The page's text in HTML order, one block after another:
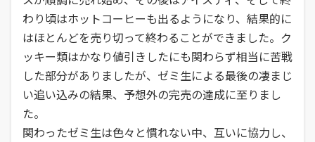
交通アクセス・周辺マップ
大学院
環境経営研究科
持続的社会を実現できる高度専門職業人
を養成
国の教育ローンと提携教育ローンに関す
る情報です。
わり頃はホットコーヒーも出るようになり、結果的に
はほとんどを売り切って終わることができました。ク
ッキー類はかなり値引きしたにも関わらず相当に苦戦
した部分がありましたが、ゼミ生による最後の凄まじ
い追い込みの結果、予想外の完売の達成に至りまし
た。
関わったゼミ生は色々と慣れない中、互いに協力し、